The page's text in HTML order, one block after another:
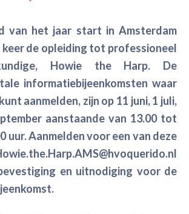
van het jaar start in Amsterdam
de opleiding tot professioneel
Howie the Harp. De
informatiebijeenkomsten waar
aanmelden, zijn op 11 juni, 1 juli,
aanstaande van 13.00 tot
uur. Aanmelden voor een van deze
en uitnodiging voor de